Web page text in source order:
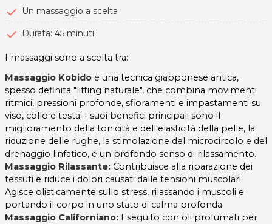
Un massaggio a scelta
Durata: 45 minuti
I massaggi sono a scelta tra:
Massaggio Kobido è una tecnica giapponese antica,
spesso definita "lifting naturale", che combina movimenti
ritmici, pressioni profonde, sfioramenti e impastamenti su
viso, collo e testa. I suoi benefici principali sono il
miglioramento della tonicità e dell'elasticità della pelle, la
riduzione delle rughe, la stimolazione del microcircolo e del
drenaggio linfatico, e un profondo senso di rilassamento.
Massaggio Rilassante: Contribuisce alla riparazione dei
tessuti e riduce i dolori causati dalle tensioni muscolari.
Agisce olisticamente sullo stress, rilassando i muscoli e
portando il corpo in uno stato di calma profonda.
Massaggio Californiano: Eseguito con oli profumati per